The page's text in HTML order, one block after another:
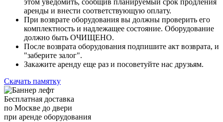
этом уведомить, сообщив планируемый срок продления
аренды и внести соответствующую оплату.
При возврате оборудования вы должны проверить его
комплектность и надлежащее состояние. Оборудование
должно быть ОЧИЩЕНО.
После возврата оборудования подпишите акт возврата, и
"заберите залог".
Закажите аренду еще раз и посоветуйте нас друзьям.
Скачать памятку
Бесплатная доставка
по Москве до двери
при аренде оборудования